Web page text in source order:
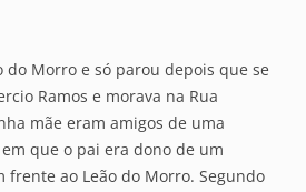
do Morro e só parou depois que se
Ramos e morava na Rua
mãe eram amigos de uma
que o pai era dono de um
frente ao Leão do Morro. Segundo